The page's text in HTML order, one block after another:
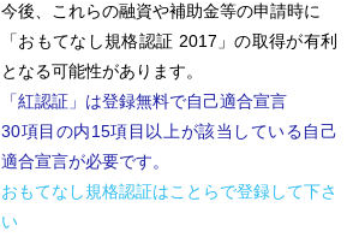
今後、これらの融資や補助金等の申請時に
「おもてなし規格認証 2017」の取得が有利
となる可能性があります。
「紅認証」は登録無料で自己適合宣言
30項目の内15項目以上が該当している自己
適合宣言が必要です。
おもてなし規格認証はことらで登録して下さ
い